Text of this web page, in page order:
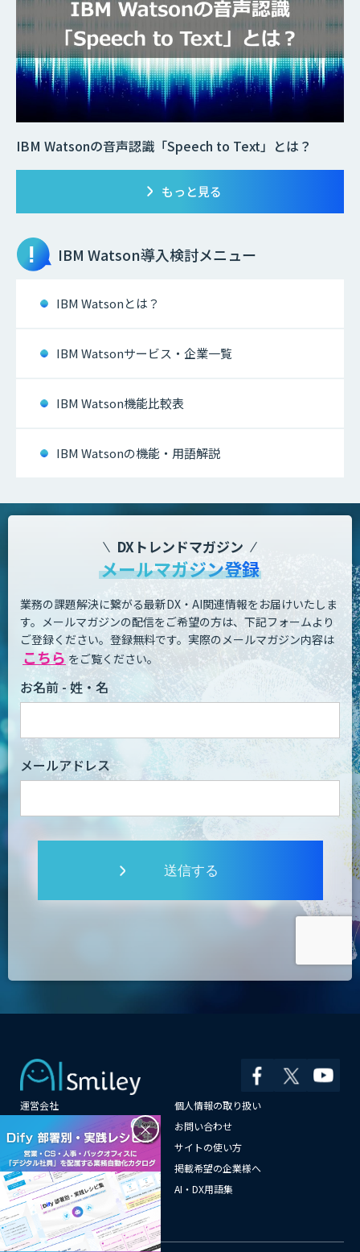
IBM Watsonの音声認識「Speech to Text」とは？
もっと見る
IBM Watson導入検討メニュー
IBM Watsonとは？
IBM Watsonサービス・企業一覧
IBM Watson機能比較表
IBM Watsonの機能・用語解説
DXトレンドマガジン
メールマガジン登録
業務の課題解決に繋がる最新DX・AI関連情報をお届けいたしま
す。 メールマガジンの配信をご希望の方は、下記フォームより
ご登録ください。登録無料です。 実際のメールマガジン内容は
こちら をご覧ください。
お名前 - 姓・名
メールアドレス
送信する
運営会社
個人情報の取り扱い
お問い合わせ
メールマガジン登録
サイトの使い方
情報提供はこちらから
掲載希望の企業様へ
AI企業一覧
AI・DX用語集
サイトマップ
×